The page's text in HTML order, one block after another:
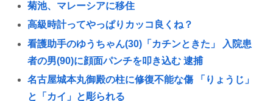
菊池、マレーシアに移住
高級時計ってやっぱりカッコ良くね？
看護助手のゆうちゃん(30)「カチンときた」 入院患
者の男(90)に顔面パンチを叩き込む 逮捕
名古屋城本丸御殿の柱に修復不能な傷 「りょうじ」
と「カイ」と彫られる